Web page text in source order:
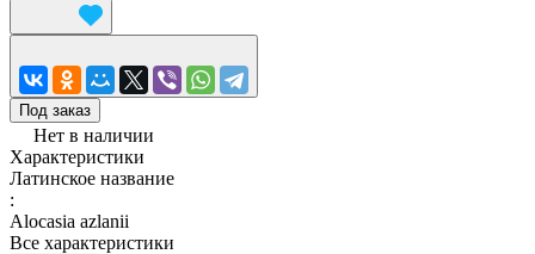
Под заказ
Нет в наличии
Характеристики
Латинское название
:
Alocasia azlanii
Все характеристики